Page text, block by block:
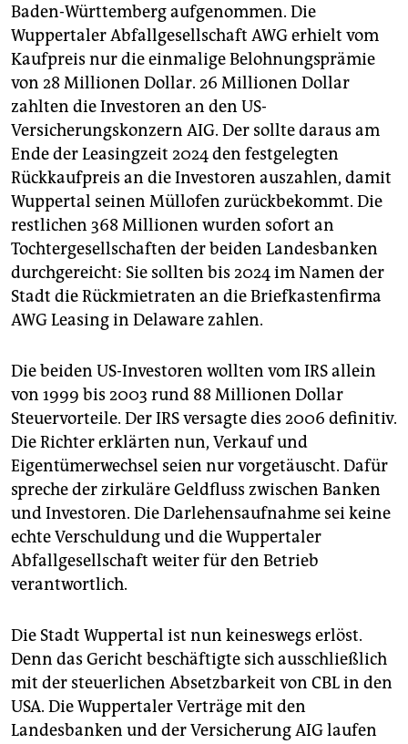
Baden-Württemberg aufgenommen. Die
Wuppertaler Abfallgesellschaft AWG erhielt vom
Kaufpreis nur die einmalige Belohnungsprämie
von 28 Millionen Dollar. 26 Millionen Dollar
zahlten die Investoren an den US-
Versicherungskonzern AIG. Der sollte daraus am
Ende der Leasingzeit 2024 den festgelegten
Rückkaufpreis an die Investoren auszahlen, damit
Wuppertal seinen Müllofen zurückbekommt. Die
restlichen 368 Millionen wurden sofort an
Tochtergesellschaften der beiden Landesbanken
durchgereicht: Sie sollten bis 2024 im Namen der
Stadt die Rückmietraten an die Briefkastenfirma
AWG Leasing in Delaware zahlen.
Die beiden US-Investoren wollten vom IRS allein
von 1999 bis 2003 rund 88 Millionen Dollar
Steuervorteile. Der IRS versagte dies 2006 definitiv.
Die Richter erklärten nun, Verkauf und
Eigentümerwechsel seien nur vorgetäuscht. Dafür
spreche der zirkuläre Geldfluss zwischen Banken
und Investoren. Die Darlehensaufnahme sei keine
echte Verschuldung und die Wuppertaler
Abfallgesellschaft weiter für den Betrieb
verantwortlich.
Die Stadt Wuppertal ist nun keineswegs erlöst.
Denn das Gericht beschäftigte sich ausschließlich
mit der steuerlichen Absetzbarkeit von CBL in den
USA. Die Wuppertaler Verträge mit den
Landesbanken und der Versicherung AIG laufen